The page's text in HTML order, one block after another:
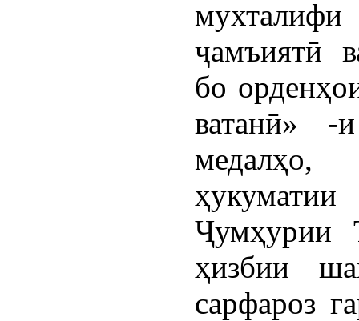
ҷамъиятӣ
бо
ватанӣ» -
Ҷумҳурии
ҳизбии
сарфароз